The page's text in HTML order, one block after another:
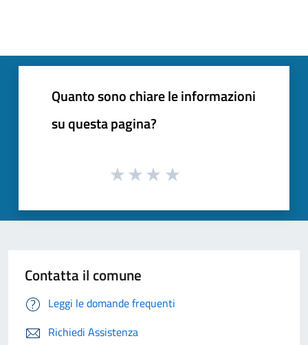
Quanto sono chiare le informazioni
su questa pagina?
Contatta il comune
Leggi le domande frequenti
Richiedi Assistenza